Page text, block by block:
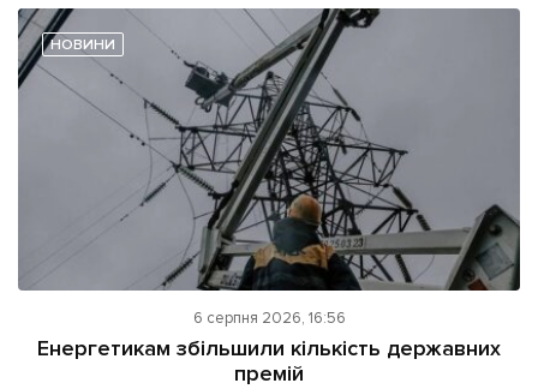
НОВИНИ
6 серпня 2026, 16:56
Енергетикам збільшили кількість державних
премій